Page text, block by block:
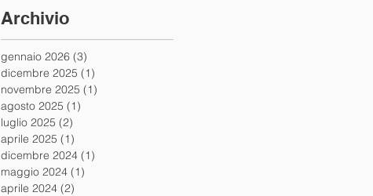
Archivio
gennaio 2026 (3)
dicembre 2025 (1)
novembre 2025 (1)
agosto 2025 (1)
luglio 2025 (2)
aprile 2025 (1)
dicembre 2024 (1)
maggio 2024 (1)
aprile 2024 (2)